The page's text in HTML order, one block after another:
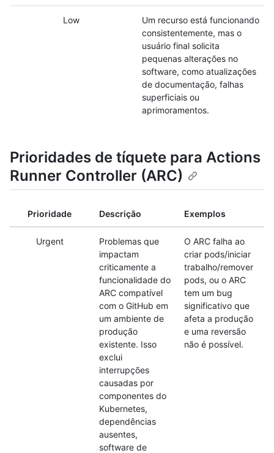
Low
Um recurso está funcionando
consistentemente, mas o
usuário final solicita
pequenas alterações no
software, como atualizações
de documentação, falhas
superficiais ou
aprimoramentos.
Prioridades de tíquete para Actions
Runner Controller (ARC)
Prioridade Descrição Exemplos
Urgent
Problemas que
impactam
criticamente a
funcionalidade do
ARC compatível
com o GitHub em
um ambiente de
produção
existente. Isso
exclui
interrupções
causadas por
componentes do
Kubernetes,
dependências
ausentes,
software de
O ARC falha ao
criar pods/iniciar
trabalho/remover
pods, ou o ARC
tem um bug
significativo que
afeta a produção
e uma reversão
não é possível.